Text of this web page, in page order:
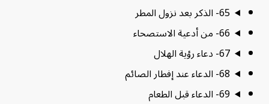
65- الذكر بعد نزول المطر
66- من أدعية الاستصحاء
67- دعاء رؤية الهلال
68- الدعاء عند إفطار الصائم
69- الدعاء قبل الطعام